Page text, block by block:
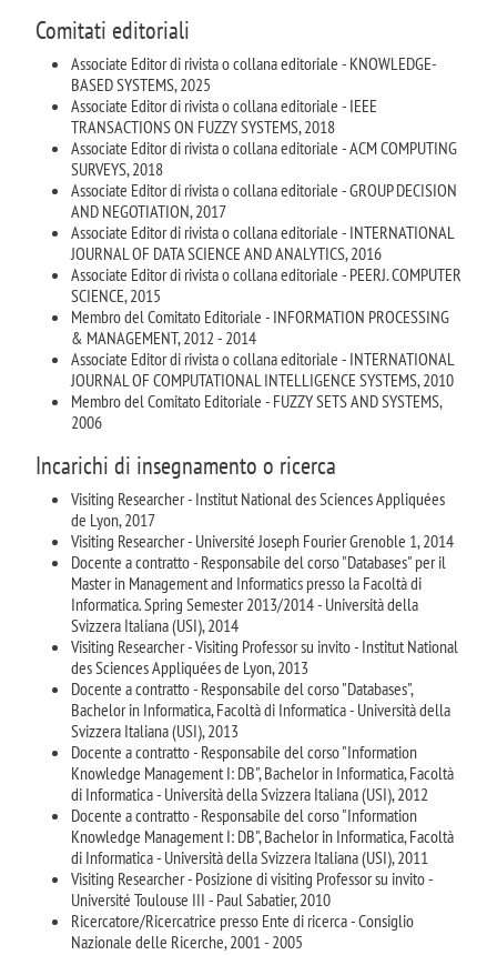
Comitati editoriali
Associate Editor di rivista o collana editoriale - KNOWLEDGE-
BASED SYSTEMS, 2025
Associate Editor di rivista o collana editoriale - IEEE
TRANSACTIONS ON FUZZY SYSTEMS, 2018
Associate Editor di rivista o collana editoriale - ACM COMPUTING
SURVEYS, 2018
Associate Editor di rivista o collana editoriale - GROUP DECISION
AND NEGOTIATION, 2017
Associate Editor di rivista o collana editoriale - INTERNATIONAL
JOURNAL OF DATA SCIENCE AND ANALYTICS, 2016
Associate Editor di rivista o collana editoriale - PEERJ. COMPUTER
SCIENCE, 2015
Membro del Comitato Editoriale - INFORMATION PROCESSING
& MANAGEMENT, 2012 - 2014
Associate Editor di rivista o collana editoriale - INTERNATIONAL
JOURNAL OF COMPUTATIONAL INTELLIGENCE SYSTEMS, 2010
Membro del Comitato Editoriale - FUZZY SETS AND SYSTEMS,
2006
Incarichi di insegnamento o ricerca
Visiting Researcher - Institut National des Sciences Appliquées
de Lyon, 2017
Visiting Researcher - Université Joseph Fourier Grenoble 1, 2014
Docente a contratto - Responsabile del corso "Databases" per il
Master in Management and Informatics presso la Facoltà di
Informatica. Spring Semester 2013/2014 - Università della
Svizzera Italiana (USI), 2014
Visiting Researcher - Visiting Professor su invito - Institut National
des Sciences Appliquées de Lyon, 2013
Docente a contratto - Responsabile del corso "Databases",
Bachelor in Informatica, Facoltà di Informatica - Università della
Svizzera Italiana (USI), 2013
Docente a contratto - Responsabile del corso "Information
Knowledge Management I: DB", Bachelor in Informatica, Facoltà
di Informatica - Università della Svizzera Italiana (USI), 2012
Docente a contratto - Responsabile del corso "Information
Knowledge Management I: DB", Bachelor in Informatica, Facoltà
di Informatica - Università della Svizzera Italiana (USI), 2011
Visiting Researcher - Posizione di visiting Professor su invito -
Université Toulouse III - Paul Sabatier, 2010
Ricercatore/Ricercatrice presso Ente di ricerca - Consiglio
Nazionale delle Ricerche, 2001 - 2005